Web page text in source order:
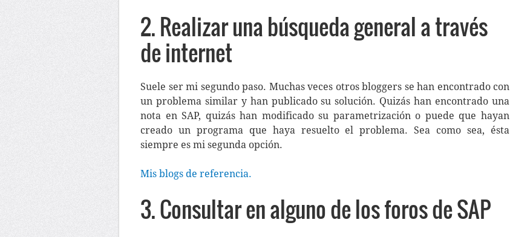
2. Realizar una búsqueda general a través
de internet
Suele ser mi segundo paso. Muchas veces otros bloggers se han encontrado con
un problema similar y han publicado su solución. Quizás han encontrado una
nota en SAP, quizás han modificado su parametrización o puede que hayan
creado un programa que haya resuelto el problema. Sea como sea, ésta
siempre es mi segunda opción.
Mis blogs de referencia.
3. Consultar en alguno de los foros de SAP